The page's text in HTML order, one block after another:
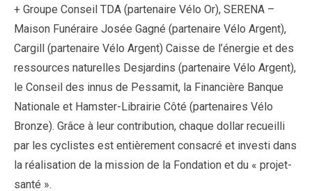
+ Groupe Conseil TDA (partenaire Vélo Or), SERENA –
Maison Funéraire Josée Gagné (partenaire Vélo Argent),
Cargill (partenaire Vélo Argent) Caisse de l’énergie et des
ressources naturelles Desjardins (partenaire Vélo Argent),
le Conseil des innus de Pessamit, la Financière Banque
Nationale et Hamster-Librairie Côté (partenaires Vélo
Bronze). Grâce à leur contribution, chaque dollar recueilli
par les cyclistes est entièrement consacré et investi dans
la réalisation de la mission de la Fondation et du « projet-
santé ».